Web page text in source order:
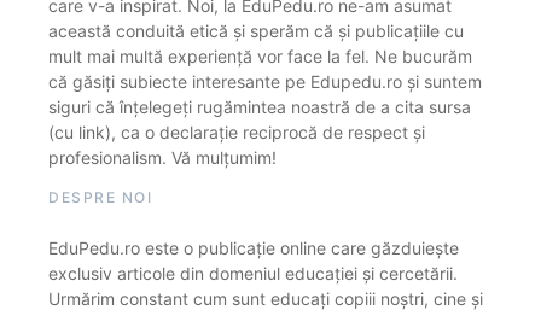
care v-a inspirat. Noi, la EduPedu.ro ne-am asumat
această conduită etică și sperăm că și publicațiile cu
mult mai multă experiență vor face la fel. Ne bucurăm
că găsiți subiecte interesante pe Edupedu.ro și suntem
siguri că înțelegeți rugămintea noastră de a cita sursa
(cu link), ca o declarație reciprocă de respect și
profesionalism. Vă mulțumim!
DESPRE NOI
EduPedu.ro este o publicație online care găzduiește
exclusiv articole din domeniul educației și cercetării.
Urmărim constant cum sunt educați copiii noștri, cine și